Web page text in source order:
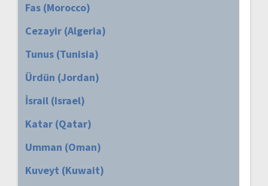
Fas (Morocco)
Cezayir (Algeria)
Tunus (Tunisia)
Ürdün (Jordan)
İsrail (Israel)
Katar (Qatar)
Umman (Oman)
Kuveyt (Kuwait)